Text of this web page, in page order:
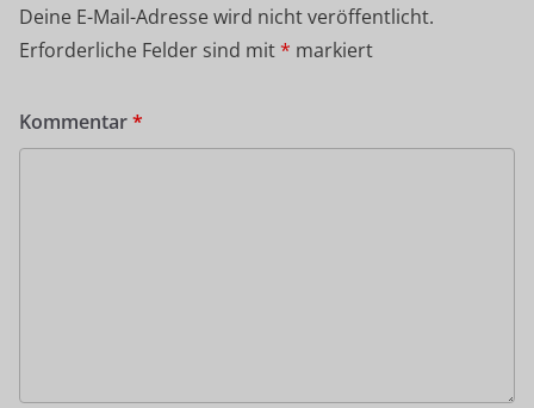
Deine E-Mail-Adresse wird nicht veröffentlicht.
Erforderliche Felder sind mit* markiert
Kommentar*